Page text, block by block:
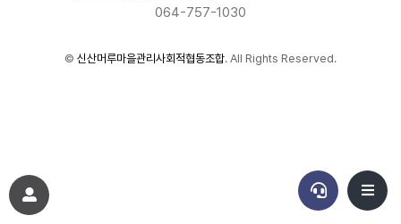
064-757-1030
© 신산머루마을관리사회적협동조합. All Rights Reserved.